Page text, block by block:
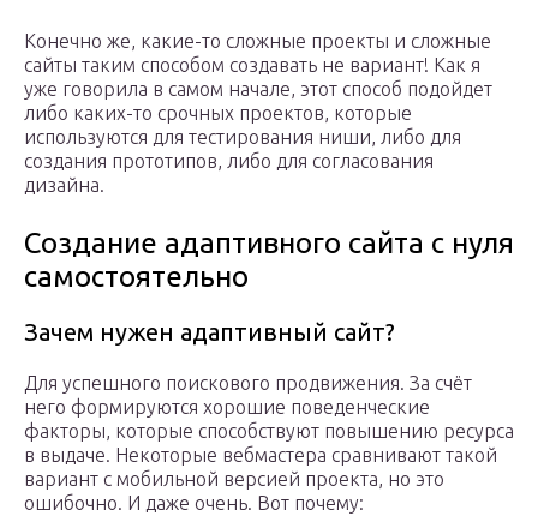
Конечно же, какие-то сложные проекты и сложные
сайты таким способом создавать не вариант! Как я
уже говорила в самом начале, этот способ подойдет
либо каких-то срочных проектов, которые
используются для тестирования ниши, либо для
создания прототипов, либо для согласования
дизайна.
Создание адаптивного сайта с нуля
самостоятельно
Зачем нужен адаптивный сайт?
Для успешного поискового продвижения. За счёт
него формируются хорошие поведенческие
факторы, которые способствуют повышению ресурса
в выдаче. Некоторые вебмастера сравнивают такой
вариант с мобильной версией проекта, но это
ошибочно. И даже очень. Вот почему: